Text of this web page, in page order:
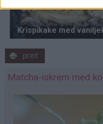
print
Matcha-iskrem med